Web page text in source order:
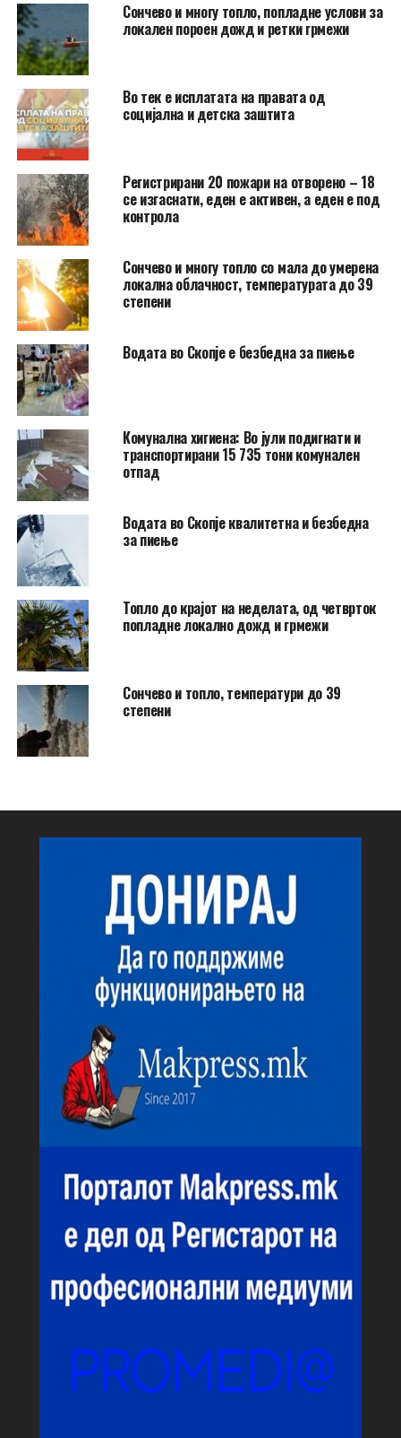
Сончево и многу топло, попладне услови за
локален пороен дожд и ретки грмежи
Во тек е исплатата на правата од
социјална и детска заштита
Регистрирани 20 пожари на отворено – 18
се изгаснати, еден е активен, а еден е под
контрола
Сончево и многу топло со мала до умерена
локална облачност, температурата до 39
степени
Водата во Скопје е безбедна за пиење
Комунална хигиена: Во јули подигнати и
транспортирани 15 735 тони комунален
отпад
Водата во Скопје квалитетна и безбедна
за пиење
Топло до крајот на неделата, од четврток
попладне локално дожд и грмежи
Сончево и топло, температури до 39
степени